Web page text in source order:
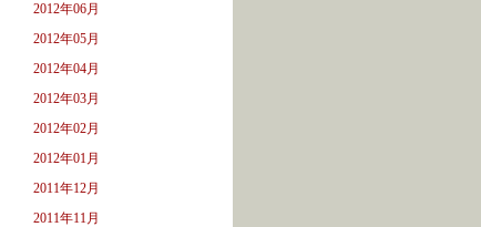
2012年06月
2012年05月
2012年04月
2012年03月
2012年02月
2012年01月
2011年12月
2011年11月